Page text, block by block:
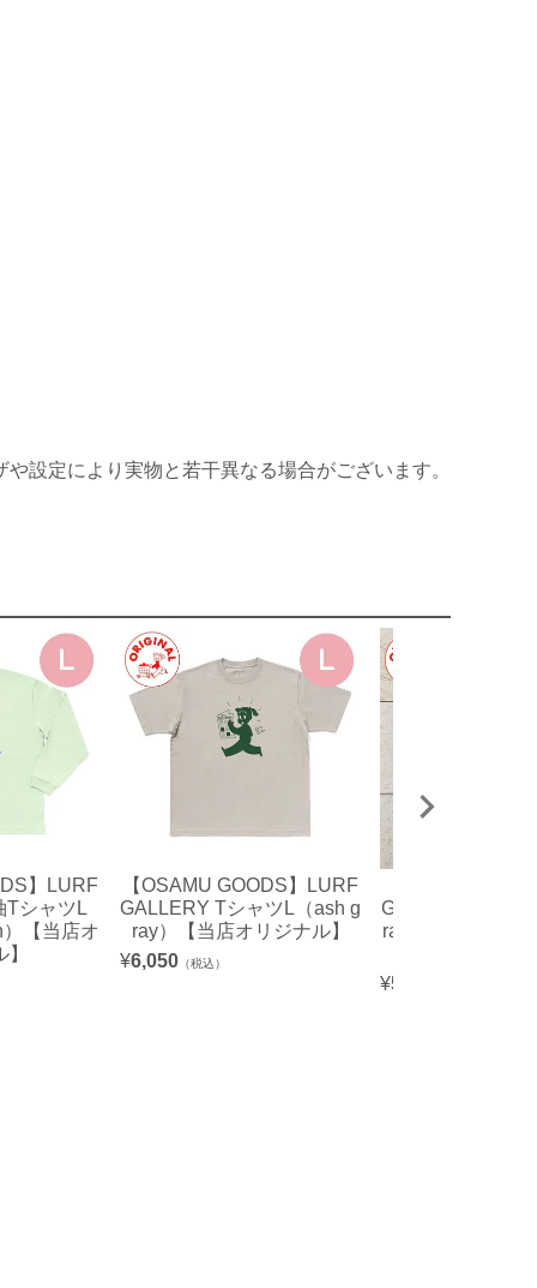
設定により実物と若干異なる場合がございます。
】LURF
TシャツL
【当店オ
【OSAMU GOODS】LURF
GALLERY TシャツL（ash g
ray）【当店オリジナル】
¥6,050 （税込）
GALLERY トー
ray/ジャック&ジ
¥5,500